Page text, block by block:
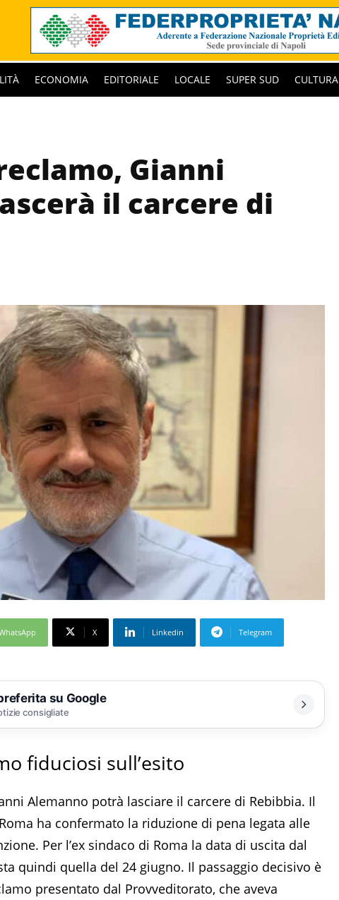
ECONOMIA EDITORIALE LOCALE SUPER SUD CULTURA
Gianni
il carcere di
X Linkedin Telegram
su Google
consigliate
fiduciosi sull’esito
Alemanno potrà lasciare il carcere di Rebibbia. Il
ha confermato la riduzione di pena legata alle
Per l’ex sindaco di Roma la data di uscita dal
quindi quella del 24 giugno. Il passaggio decisivo è
presentato dal Provveditorato, che aveva